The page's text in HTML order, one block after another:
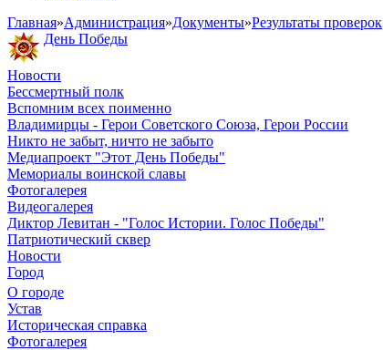
Главная»Администрация»Документы»Результаты проверок
День Победы
Новости
Бессмертный полк
Вспомним всех поименно
Владимирцы - Герои Советского Союза, Герои России
Никто не забыт, ничто не забыто
Медиапроект "Этот День Победы"
Мемориалы воинской славы
Фотогалерея
Видеогалерея
Диктор Левитан - "Голос Истории. Голос Победы"
Патриотический сквер
Новости
Город
О городе
Устав
Историческая справка
Фотогалерея